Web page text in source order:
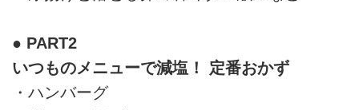
● PART2
いつものメニューで減塩！ 定番おかず
・ハンバーグ